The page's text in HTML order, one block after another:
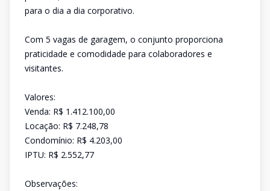
para o dia a dia corporativo.
Com 5 vagas de garagem, o conjunto proporciona
praticidade e comodidade para colaboradores e
visitantes.
Valores:
Venda: R$ 1.412.100,00
Locação: R$ 7.248,78
Condomínio: R$ 4.203,00
IPTU: R$ 2.552,77
Observações: